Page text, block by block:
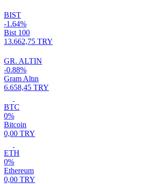
BIST
-1.64%
Bist 100
13.662,75 TRY
GR. ALTIN
-0.88%
Gram Altın
6.658,45 TRY
BTC
0%
Bitcoin
0,00 TRY
ETH
0%
Ethereum
0,00 TRY